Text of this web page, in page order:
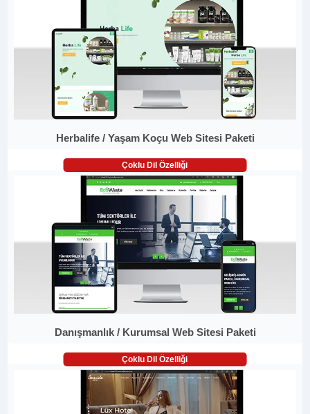
Herbalife / Yaşam Koçu Web Sitesi Paketi
Çoklu Dil Özelliği
Danışmanlık / Kurumsal Web Sitesi Paketi
Çoklu Dil Özelliği